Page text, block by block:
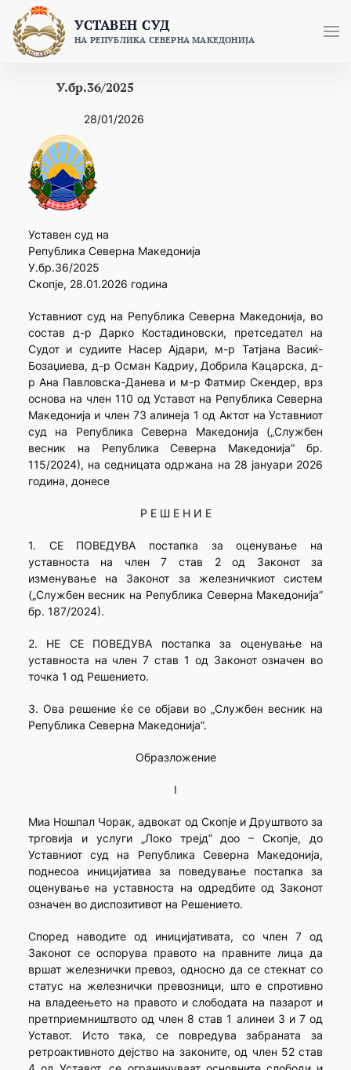
content
УСТАВЕН СУД
НА РЕПУБЛИКА СЕВЕРНА МАКЕДОНИЈА
У.бр.36/2025
28/01/2026
Уставен суд на
Република Северна Македонија
У.бр.36/2025
Скопје, 28.01.2026 година
Уставниот суд на Република Северна Македонија, во
состав д-р Дарко Костадиновски, претседател на
Судот и судиите Насер Ајдари, м-р Татјана Васиќ-
Бозаџиева, д-р Осман Кадриу, Добрила Кацарска, д-
р Ана Павловска-Данева и м-р Фатмир Скендер, врз
основа на член 110 од Уставот на Република Северна
Македонија и член 73 алинеја 1 од Актот на Уставниот
суд на Република Северна Македонија („Службен
весник на Република Северна Македонија” бр.
115/2024), на седницата одржана на 28 јануари 2026
година, донесе
Р Е Ш Е Н И Е
1. СЕ ПОВЕДУВА постапка за оценување на
уставноста на член 7 став 2 од Законот за
изменување на Законот за железничкиот систем
(„Службен весник на Република Северна Македонија”
бр. 187/2024).
2. НЕ СЕ ПОВЕДУВА постапка за оценување на
уставноста на член 7 став 1 од Законот означен во
точка 1 од Решението.
3. Ова решение ќе се објави во „Службен весник на
Република Северна Македонија”.
Образложение
I
Миа Ношпал Чорак, адвокат од Скопје и Друштвото за
трговија и услуги „Локо трејд” доо – Скопје, до
Уставниот суд на Република Северна Македонија,
поднесоа иницијатива за поведување постапка за
оценување на уставноста на одредбите од Законот
означен во диспозитивот на Решението.
Според наводите од иницијативата, со член 7 од
Законот се оспорува правото на правните лица да
вршат железнички превоз, односно да се стекнат со
статус на железнички превозници, што е спротивно
на владеењето на правото и слободата на пазарот и
претприемништвото од член 8 став 1 алинеи 3 и 7 од
Уставот. Исто така, се повредува забраната за
ретроактивното дејство на законите, од член 52 став